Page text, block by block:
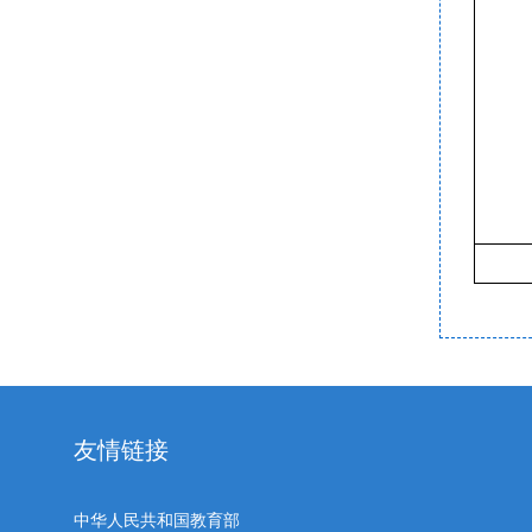
友情链接
中华人民共和国教育部